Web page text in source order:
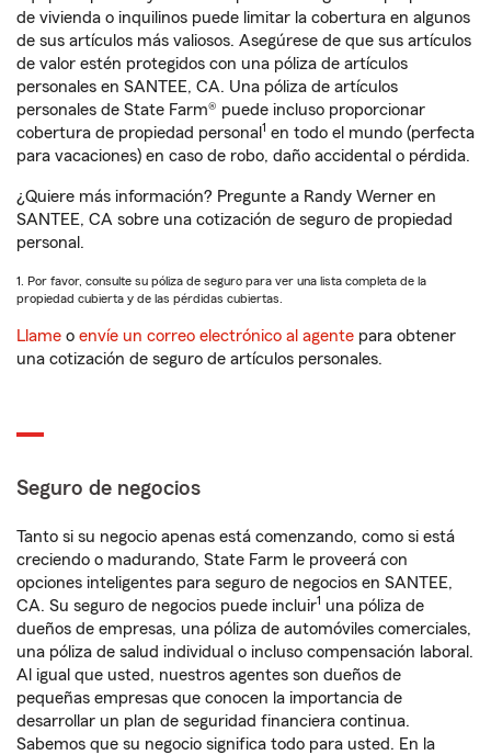
de vivienda o inquilinos puede limitar la cobertura en algunos
de sus artículos más valiosos. Asegúrese de que sus artículos
de valor estén protegidos con una póliza de artículos
personales en SANTEE, CA. Una póliza de artículos
personales de State Farm® puede incluso proporcionar
cobertura de propiedad personal 1 en todo el mundo (perfecta
para vacaciones) en caso de robo, daño accidental o pérdida.
¿Quiere más información? Pregunte a Randy Werner en
SANTEE, CA sobre una cotización de seguro de propiedad
personal.
1. Por favor, consulte su póliza de seguro para ver una lista completa de la
propiedad cubierta y de las pérdidas cubiertas.
Llame o envíe un correo electrónico al agente para obtener
una cotización de seguro de artículos personales.
Seguro de negocios
Tanto si su negocio apenas está comenzando, como si está
creciendo o madurando, State Farm le proveerá con
opciones inteligentes para seguro de negocios en SANTEE,
CA. Su seguro de negocios puede incluir1 una póliza de
dueños de empresas, una póliza de automóviles comerciales,
una póliza de salud individual o incluso compensación laboral.
Al igual que usted, nuestros agentes son dueños de
pequeñas empresas que conocen la importancia de
desarrollar un plan de seguridad financiera continua.
Sabemos que su negocio significa todo para usted. En la